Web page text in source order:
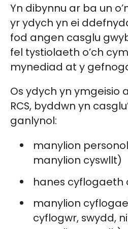
Yn dibynnu ar ba un
yr ydych yn ei
fod angen casglu
fel tystiolaeth o’ch
mynediad at y
Os ydych yn ymgeisio
RCS, byddwn yn
ganlynol:
manylion
manylion cyswllt)
hanes
manylion
cyflogwr, swydd,